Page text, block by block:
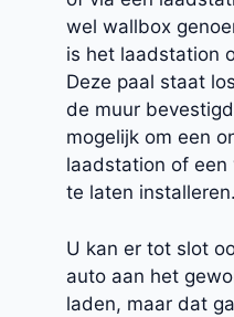
wel wallbox
is het laadstation
Deze paal staat
de muur
mogelijk om een
laadstation of
te laten installeren.
U kan er tot slot
auto aan het
laden, maar dat